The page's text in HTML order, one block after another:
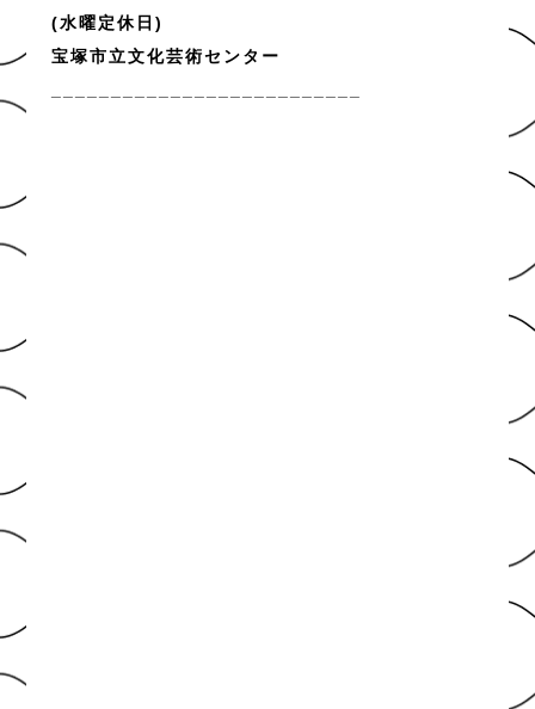
(水曜定休日)
宝塚市立文化芸術センター